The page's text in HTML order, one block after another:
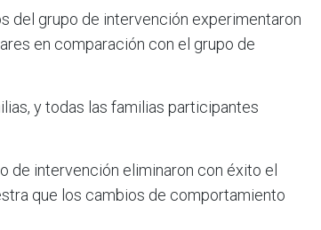
del grupo de intervención experimentaron
en comparación con el grupo de
y todas las familias participantes
de intervención eliminaron con éxito el
que los cambios de comportamiento